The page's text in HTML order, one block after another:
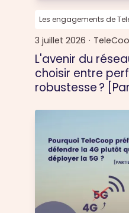
L'avenir du
choisir entre
robustesse ?
Les engagements de
3 juillet 2026 ·